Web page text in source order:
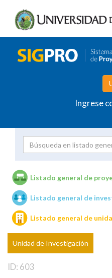
Ingrese
Unidades de
Listado general de
Listado general de
Listado general de
Unidad de Investigación
ID: 603